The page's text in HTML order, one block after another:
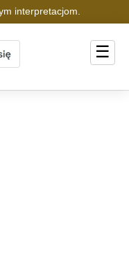
interpretacjom.
☰